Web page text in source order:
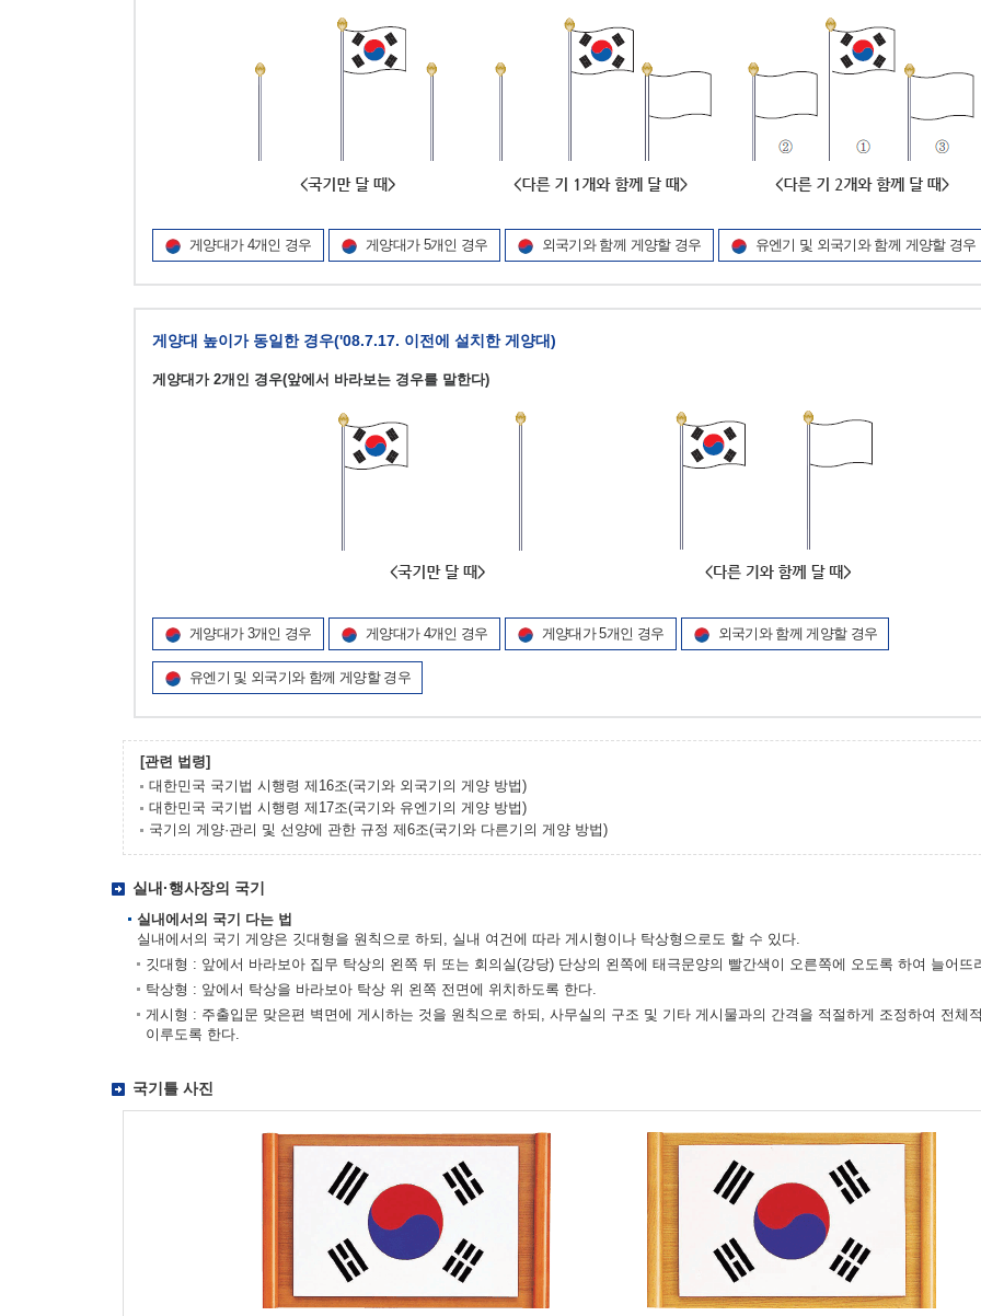
게양대가 4개인 경우 게양대가 5개인 경우 외국기와 함께 게양할 경우 유엔기 및 외국기와 함께 게양할 경우
게양대 높이가 동일한 경우('08.7.17. 이전에 설치한 게양대)
게양대가 2개인 경우(앞에서 바라보는 경우를 말한다)
게양대가 3개인 경우 게양대가 4개인 경우 게양대가 5개인 경우 외국기와 함께 게양할 경우
유엔기 및 외국기와 함께 게양할 경우
[관련 법령]
대한민국 국기법 시행령 제16조(국기와 외국기의 게양 방법)
대한민국 국기법 시행령 제17조(국기와 유엔기의 게양 방법)
국기의 게양·관리 및 선양에 관한 규정 제6조(국기와 다른기의 게양 방법)
실내·행사장의 국기
실내에서의 국기 다는 법
실내에서의 국기 게양은 깃대형을 원칙으로 하되, 실내 여건에 따라 게시형이나 탁상형으로도 할 수 있다.
깃대형 : 앞에서 바라보아 집무 탁상의 왼쪽 뒤 또는 회의실(강당) 단상의 왼쪽에 태극문양의 빨간색이 오른쪽에 오도록 하여 늘어뜨
탁상형 : 앞에서 탁상을 바라보아 탁상 위 왼쪽 전면에 위치하도록 한다.
게시형 : 주출입문 맞은편 벽면에 게시하는 것을 원칙으로 하되, 사무실의 구조 및 기타 게시물과의 간격을 적절하게 조정하여 전체
이루도록 한다.
국기틀 사진